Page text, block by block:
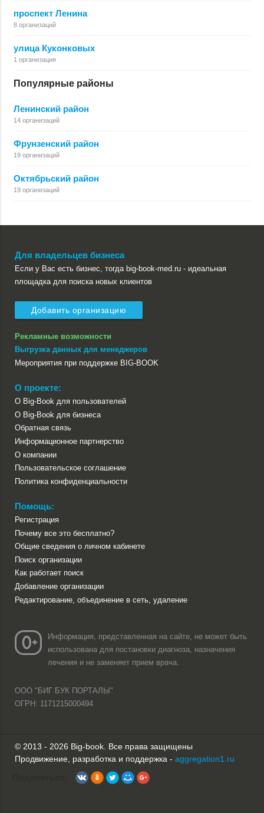
проспект Ленина
8 организаций
улица Куконковых
1 организация
Популярные районы
Ленинский район
14 организаций
Фрунзенский район
19 организаций
Октябрьский район
19 организаций
Для владельцев бизнеса
Если у Вас есть бизнес, тогда big-book-med.ru - идеальная
площадка для поиска новых клиентов
Добавить организацию
Рекламные возможности
Выгрузка данных для менеджеров
Мероприятия при поддержке BIG-BOOK
О проекте:
О Big-Book для пользователей
О Big-Book для бизнеса
Обратная связь
Информационное партнерство
О компании
Пользовательское соглашение
Политика конфиденциальности
Помощь:
Регистрация
Почему все это бесплатно?
Общие сведения о личном кабинете
Поиск организации
Как работает поиск
Добавление организации
Редактирование, объединение в сеть, удаление
Информация, представленная на сайте, не может быть
использована для постановки диагноза, назначения
лечения и не заменяет прием врача.
ООО "БИГ БУК ПОРТАЛЫ"
ОГРН: 1171215000494
© 2013 - 2026 Big-book. Все права защищены
Продвижение, разработка и поддержка - aggregation1.ru